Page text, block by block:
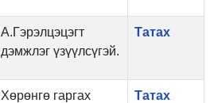
А.Гэрэлцэцэгт
дэмжлэг үзүүлсүгэй.
Татах
Хөрөнгө гаргах
Татах